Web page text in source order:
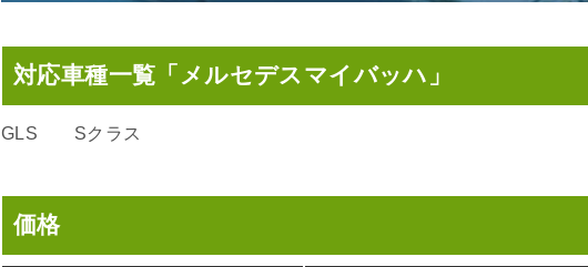
対応車種一覧「メルセデスマイバッハ」
GLS Sクラス
価格